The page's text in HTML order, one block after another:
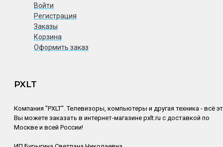
Войти
Регистрация
Заказы
Корзина
Оформить заказ
PXLT
Компания "PXLT". Телевизоры, компьютеры и другая техника - всё
Вы можете заказать в интернет-магазине pxlt.ru с доставкой по
Москве и всей России!